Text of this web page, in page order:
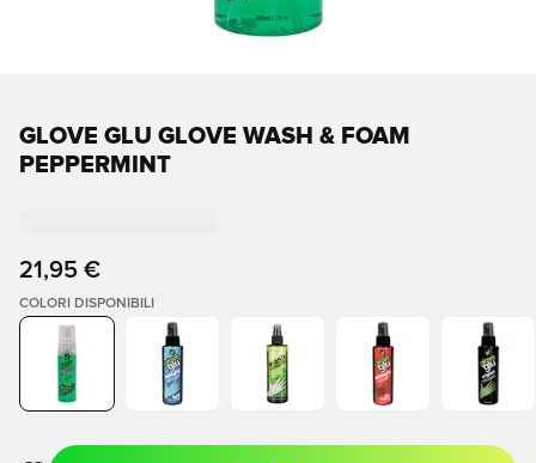
GLOVE GLU GLOVE WASH & FOAM
PEPPERMINT
21,95 €
COLORI DISPONIBILI